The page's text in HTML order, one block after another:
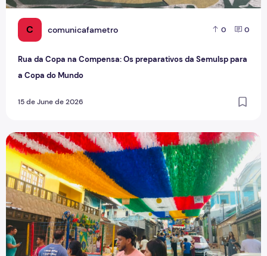
C comunicafametro 0 0
Rua da Copa na Compensa: Os preparativos da Semulsp para
a Copa do Mundo
15 de June de 2026
O povo brasileiro e o futebol: identidade, paixão e